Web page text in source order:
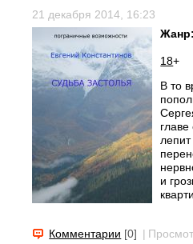
21 декабря 2014, 16:23
18+
В то
и
Комментарии [0] |